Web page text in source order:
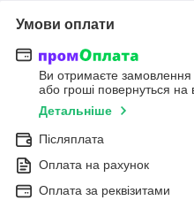
Умови оплати
Ви отримаєте замовлення
або гроші повернуться на
Детальніше
Післяплата
Оплата на рахунок
Оплата за реквізитами